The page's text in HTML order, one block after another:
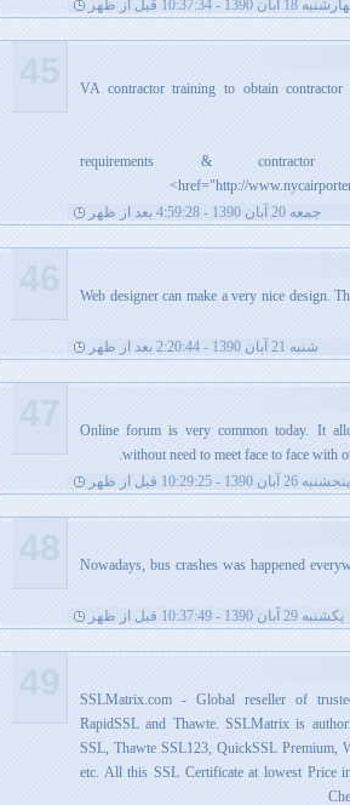
18 آبان 1390 - 10:37:34 قبل از ظهر
VA contractor training to obtain
requirements &
href="http://
جمعه 20 آبان 1390 - 4:59:28 بعد از ظهر
Web designer can make a very nice design.
شنبه 21 آبان 1390 - 2:20:44 بعد از ظهر
Online forum is very common today. It
without need to meet face to face with
پنجشنبه 26 آبان 1390 - 10:29:25 قبل از ظهر
Nowadays, bus crashes was happened
يکشنبه 29 آبان 1390 - 10:37:49 قبل از ظهر
SSLMatrix.com - Global reseller of
RapidSSL and Thawte. SSLMatrix is
SSL, Thawte SSL123, QuickSSL Premium,
etc. All this SSL Certificate at lowest Price